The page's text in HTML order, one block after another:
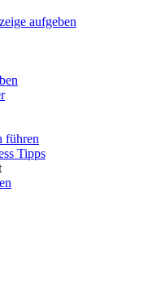
aufgeben
führen
Tipps